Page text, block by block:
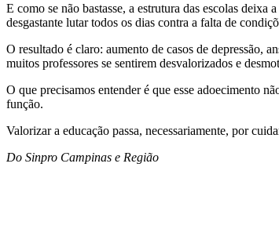
E como se não bastasse, a estrutura das escolas
desgastante lutar todos os dias contra a falta de
O resultado é claro: aumento de casos de depressão,
muitos professores se sentirem desvalorizados e
O que precisamos entender é que esse adoecimento
função.
Valorizar a educação passa, necessariamente, por
Do Sinpro Campinas e Região